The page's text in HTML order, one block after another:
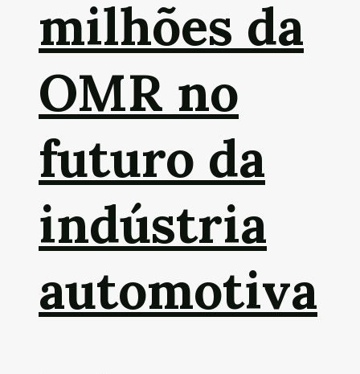
milhões da
OMR no
futuro da
indústria
automotiva